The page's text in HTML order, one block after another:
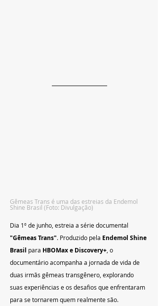
Gêmeas Trans é uma das estreias da Endemol
Shine Brasil (Foto: Divulgação)
Dia 1º de junho, estreia a série documental
"Gêmeas Trans". Produzido pela Endemol Shine
Brasil para HBOMax e Discovery+, o
documentário acompanha a jornada de vida de
duas irmãs gêmeas transgênero, explorando
suas experiências e os desafios que enfrentaram
para se tornarem quem realmente são.